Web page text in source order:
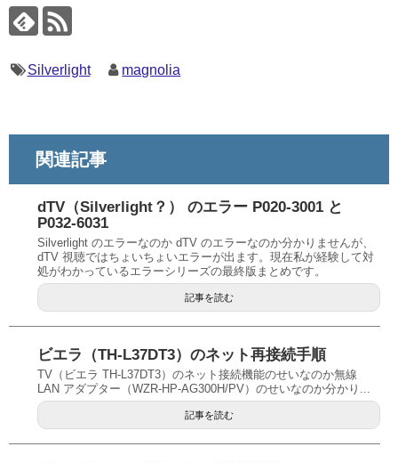
Silverlight magnolia
関連記事
dTV（Silverlight？） のエラー P020-3001 と
P032-6031
Silverlight のエラーなのか dTV のエラーなのか分かりませんが、
dTV 視聴ではちょいちょいエラーが出ます。現在私が経験して対
処がわかっているエラーシリーズの最終版まとめです。
記事を読む
ビエラ（TH-L37DT3）のネット再接続手順
TV（ビエラ TH-L37DT3）のネット接続機能のせいなのか無線
LAN アダプター（WZR-HP-AG300H/PV）のせいなのか分かり...
記事を読む